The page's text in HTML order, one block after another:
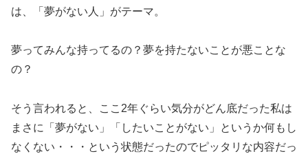
は、「夢がない人」がテーマ。
夢ってみんな持ってるの？夢を持たないことが悪ことな
の？
そう言われると、ここ2年ぐらい気分がどん底だった私は
まさに「夢がない」「したいことがない」というか何もし
なくない・・・という状態だったのでピッタリな内容だっ